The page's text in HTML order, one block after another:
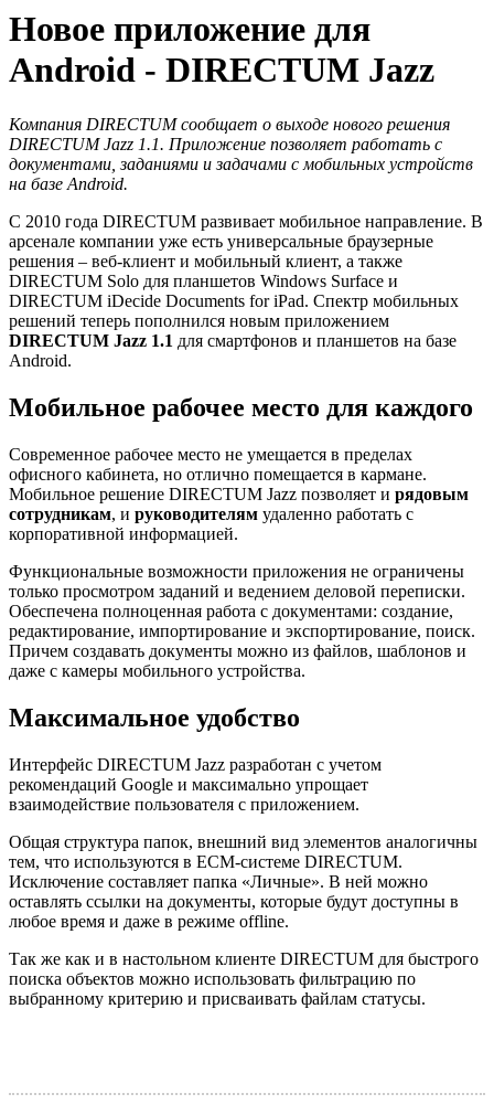
Новое приложение для
Android - DIRECTUM Jazz
Компания DIRECTUM сообщает о выходе нового решения
DIRECTUM Jazz 1.1. Приложение позволяет работать с
документами, заданиями и задачами с мобильных устройств
на базе Android.
С 2010 года DIRECTUM развивает мобильное направление. В
арсенале компании уже есть универсальные браузерные
решения – веб-клиент и мобильный клиент, а также
DIRECTUM Solo для планшетов Windows Surface и
DIRECTUM iDecide Documents for iPad. Спектр мобильных
решений теперь пополнился новым приложением
DIRECTUM Jazz 1.1 для смартфонов и планшетов на базе
Android.
Мобильное рабочее место для каждого
Современное рабочее место не умещается в пределах
офисного кабинета, но отлично помещается в кармане.
Мобильное решение DIRECTUM Jazz позволяет и рядовым
сотрудникам, и руководителям удаленно работать с
корпоративной информацией.
Функциональные возможности приложения не ограничены
только просмотром заданий и ведением деловой переписки.
Обеспечена полноценная работа с документами: создание,
редактирование, импортирование и экспортирование, поиск.
Причем создавать документы можно из файлов, шаблонов и
даже с камеры мобильного устройства.
Максимальное удобство
Интерфейс DIRECTUM Jazz разработан с учетом
рекомендаций Google и максимально упрощает
взаимодействие пользователя с приложением.
Общая структура папок, внешний вид элементов аналогичны
тем, что используются в ECM-системе DIRECTUM.
Исключение составляет папка «Личные». В ней можно
оставлять ссылки на документы, которые будут доступны в
любое время и даже в режиме offline.
Так же как и в настольном клиенте DIRECTUM для быстрого
поиска объектов можно использовать фильтрацию по
выбранному критерию и присваивать файлам статусы.